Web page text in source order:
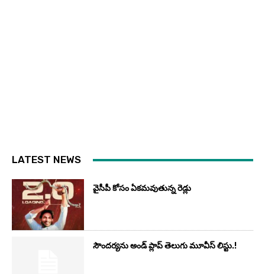
LATEST NEWS
వైసీపీ కోసం ఏక‌మ‌వుతున్న రెడ్లు
సౌందర్యను అండ్‌ ప్లాప్‌ తెలుగు మూవీస్‌ లిస్టు.!